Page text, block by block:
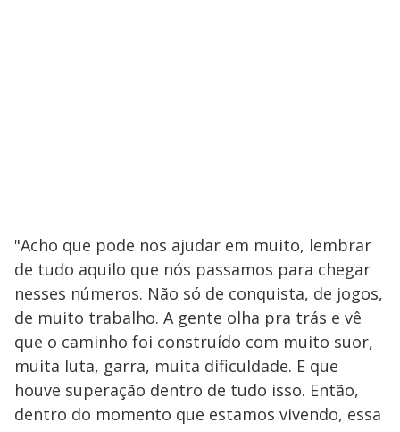
"Acho que pode nos ajudar em muito, lembrar
de tudo aquilo que nós passamos para chegar
nesses números. Não só de conquista, de jogos,
de muito trabalho. A gente olha pra trás e vê
que o caminho foi construído com muito suor,
muita luta, garra, muita dificuldade. E que
houve superação dentro de tudo isso. Então,
dentro do momento que estamos vivendo, essa